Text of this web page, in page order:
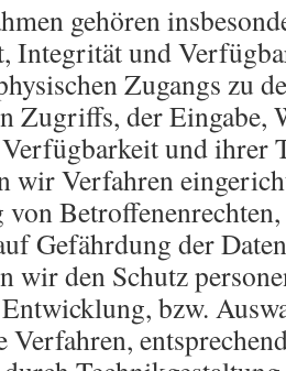
gehören
Integrität und
Zugangs zu
Zugriffs, der Eingabe,
und ihrer
wir Verfahren
Gefährdung der
wir den Schutz
bzw.
Verfahren,